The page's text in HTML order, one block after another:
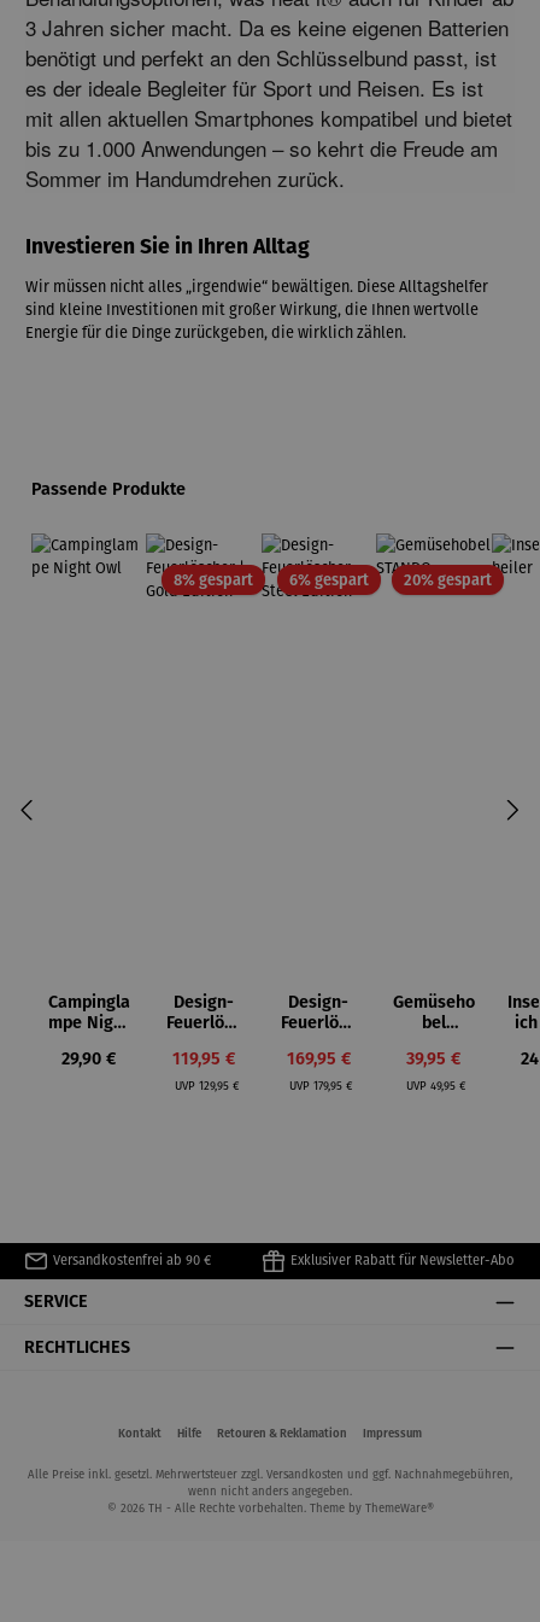
3 Jahren sicher macht. Da es keine eigenen Batterien
benötigt und perfekt an den Schlüsselbund passt, ist
es der ideale Begleiter für Sport und Reisen. Es ist
mit allen aktuellen Smartphones kompatibel und bietet
bis zu 1.000 Anwendungen – so kehrt die Freude am
Sommer im Handumdrehen zurück.
Investieren Sie in Ihren Alltag
Wir müssen nicht alles „irgendwie“ bewältigen. Diese Alltagshelfer
sind kleine Investitionen mit großer Wirkung, die Ihnen wertvolle
Energie für die Dinge zurückgeben, die wirklich zählen.
Produktgalerie überspringen
Passende Produkte
Campingla
mpe Night
Regulärer Preis:
29,90 €
8% gespartRabatt
Design-
Feuerlösc
Edition
Verkaufspreis:
119,95 €
UVP Regulärer Preis:
129,95 €
6% gespartRabatt
Design-
Feuerlösc
Edition
Verkaufspreis:
169,95 €
UVPRegulärer Preis:
179,95 €
20% gespartRabatt
Gemüseho
bel
Verkaufspreis:
39,95 €
UVPRegulärer Preis:
49,95 €
Versandkostenfrei ab 90 € Exklusiver Rabatt für Newsletter-Abo
SERVICE
RECHTLICHES
Kontakt Hilfe Retouren & Reklamation Impressum
Alle Preise inkl. gesetzl. Mehrwertsteuer zzgl. Versandkosten und ggf. Nachnahmegebühren,
wenn nicht anders angegeben.
© 2026 TH - Alle Rechte vorbehalten. Theme by ThemeWare®